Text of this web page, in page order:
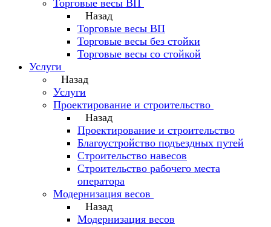
Торговые весы ВП
Назад
Торговые весы ВП
Торговые весы без стойки
Торговые весы со стойкой
Услуги
Назад
Услуги
Проектирование и строительство
Назад
Проектирование и строительство
Благоустройство подъездных путей
Строительство навесов
Строительство рабочего места
оператора
Модернизация весов
Назад
Модернизация весов